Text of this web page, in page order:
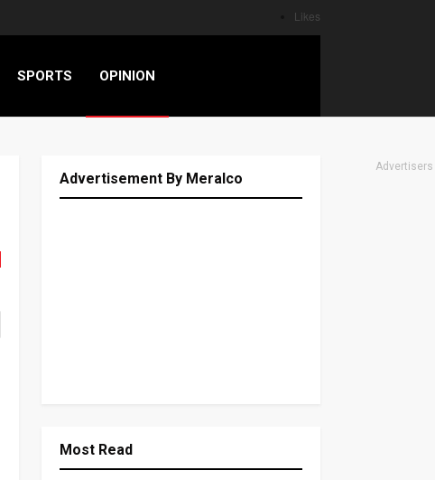
Likes
SPORTS OPINION
Advertisers
Advertisement By Meralco
Most Read